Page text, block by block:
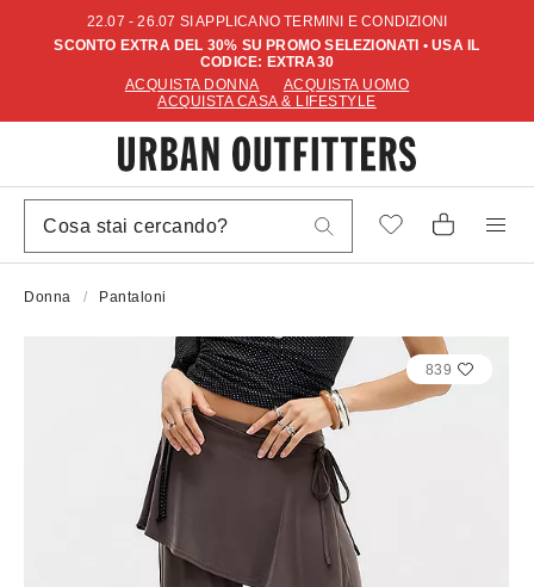
22.07 - 26.07 SI APPLICANO TERMINI E CONDIZIONI
SCONTO EXTRA DEL 30% SU PROMO SELEZIONATI • USA IL
CODICE: EXTRA30
ACQUISTA DONNA
ACQUISTA UOMO
ACQUISTA CASA & LIFESTYLE
Donna Pantaloni
839